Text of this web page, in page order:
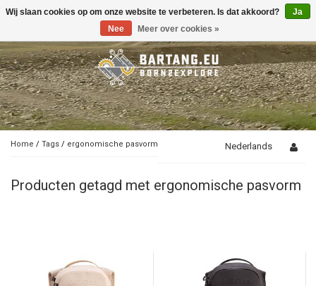
Toggle
Home / Tags / ergonomische pasvorm Nederlands
Producten getagd met ergonomische pasvorm
Wij slaan cookies op om onze website te verbeteren. Is dat akkoord?
Ja
Nee
Meer over cookies »